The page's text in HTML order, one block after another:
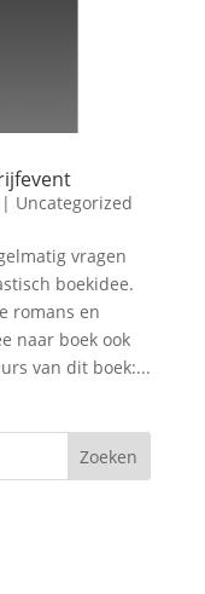
Uncategorized
vragen
boekidee.
romans en
naar boek ook
van dit boek:...